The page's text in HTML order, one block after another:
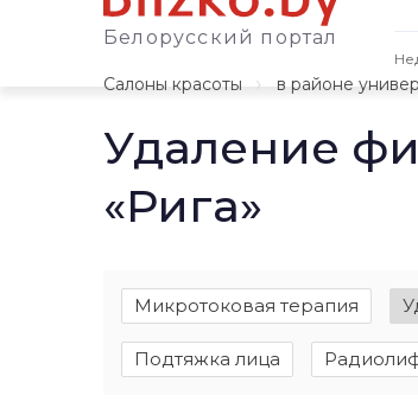
Белорусский портал
Салоны красоты
в районе
Удаление
«Рига»
Микротоковая терапия
Подтяжка лица